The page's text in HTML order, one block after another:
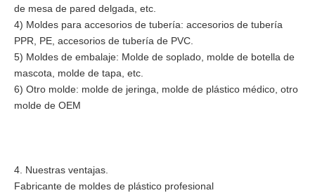
de mesa de pared delgada, etc.
4) Moldes para accesorios de tubería: accesorios de tubería
PPR, PE, accesorios de tubería de PVC.
5) Moldes de embalaje: Molde de soplado, molde de botella de
mascota, molde de tapa, etc.
6) Otro molde: molde de jeringa, molde de plástico médico, otro
molde de OEM
4. Nuestras ventajas.
Fabricante de moldes de plástico profesional